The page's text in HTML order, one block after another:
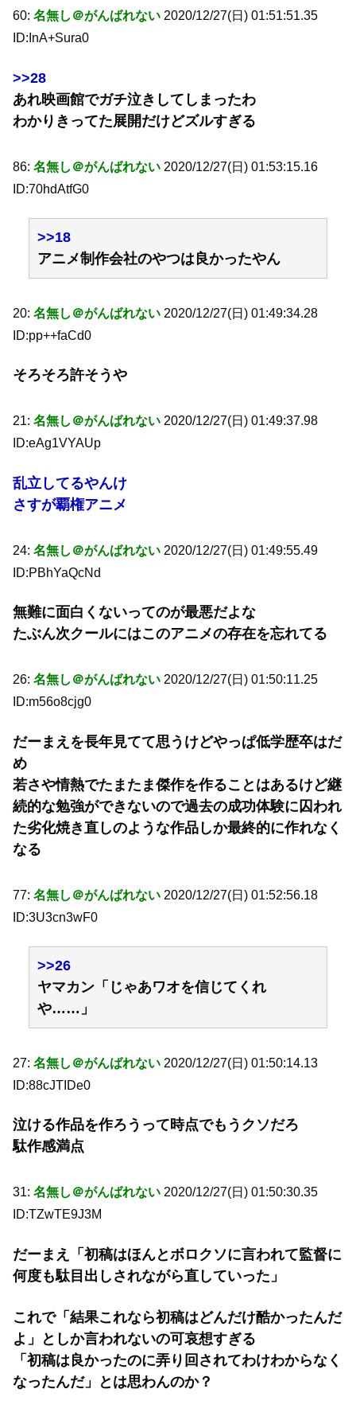
60: 名無し＠がんばれない 2020/12/27(日) 01:51:51.35
ID:InA+Sura0
>>28
あれ映画館でガチ泣きしてしまったわ
わかりきってた展開だけどズルすぎる
86: 名無し＠がんばれない 2020/12/27(日) 01:53:15.16
ID:70hdAtfG0
>>18
アニメ制作会社のやつは良かったやん
20: 名無し＠がんばれない 2020/12/27(日) 01:49:34.28
ID:pp++faCd0
そろそろ許そうや
21: 名無し＠がんばれない 2020/12/27(日) 01:49:37.98
ID:eAg1VYAUp
乱立してるやんけ
さすが覇権アニメ
24: 名無し＠がんばれない 2020/12/27(日) 01:49:55.49
ID:PBhYaQcNd
無難に面白くないってのが最悪だよな
たぶん次クールにはこのアニメの存在を忘れてる
26: 名無し＠がんばれない 2020/12/27(日) 01:50:11.25
ID:m56o8cjg0
だーまえを長年見てて思うけどやっぱ低学歴卒はだ
め
若さや情熱でたまたま傑作を作ることはあるけど継
続的な勉強ができないので過去の成功体験に囚われ
た劣化焼き直しのような作品しか最終的に作れなく
なる
77: 名無し＠がんばれない 2020/12/27(日) 01:52:56.18
ID:3U3cn3wF0
>>26
ヤマカン「じゃあワオを信じてくれ
や……」
27: 名無し＠がんばれない 2020/12/27(日) 01:50:14.13
ID:88cJTIDe0
泣ける作品を作ろうって時点でもうクソだろ
駄作感満点
31: 名無し＠がんばれない 2020/12/27(日) 01:50:30.35
ID:TZwTE9J3M
だーまえ「初稿はほんとボロクソに言われて監督に
何度も駄目出しされながら直していった」
これで「結果これなら初稿はどんだけ酷かったんだ
よ」としか言われないの可哀想すぎる
「初稿は良かったのに弄り回されてわけわからなく
なったんだ」とは思わんのか？